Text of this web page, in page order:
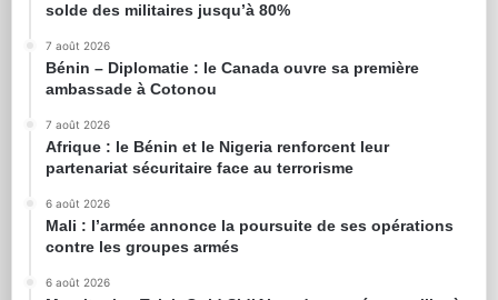
solde des militaires jusqu’à 80%
7 août 2026
Bénin – Diplomatie : le Canada ouvre sa première
ambassade à Cotonou
7 août 2026
Afrique : le Bénin et le Nigeria renforcent leur
partenariat sécuritaire face au terrorisme
6 août 2026
Mali : l’armée annonce la poursuite de ses opérations
contre les groupes armés
6 août 2026